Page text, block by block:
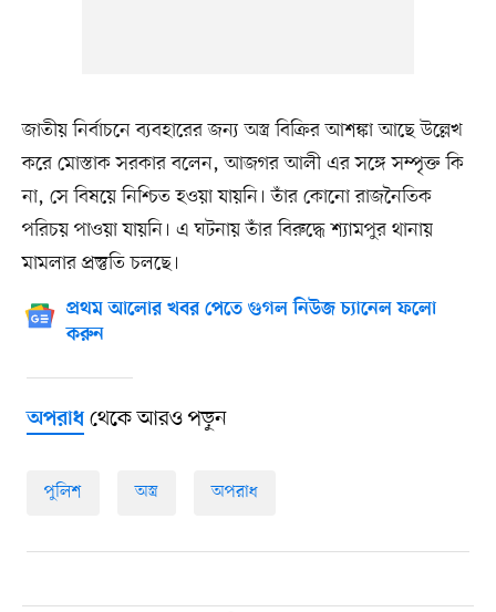
জাতীয় নির্বাচনে ব্যবহারের জন্য অস্ত্র বিক্রির আশঙ্কা আছে উল্লেখ
করে মোস্তাক সরকার বলেন, আজগর আলী এর সঙ্গে সম্পৃক্ত কি
না, সে বিষয়ে নিশ্চিত হওয়া যায়নি। তাঁর কোনো রাজনৈতিক
পরিচয় পাওয়া যায়নি। এ ঘটনায় তাঁর বিরুদ্ধে শ্যামপুর থানায়
মামলার প্রস্তুতি চলছে।
প্রথম আলোর খবর পেতে গুগল নিউজ চ্যানেল ফলো
করুন
অপরাধথেকে আরও পড়ুন
পুলিশ অস্ত্র অপরাধ